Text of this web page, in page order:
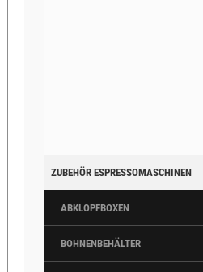
ZUBEHÖR ESPRESSOMASCHINEN
ABKLOPFBOXEN
BOHNENBEHÄLTER